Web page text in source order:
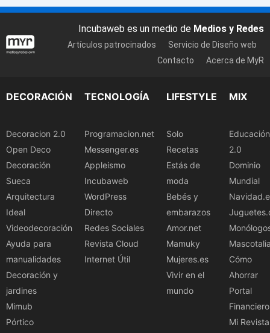
Incubaweb es un medio de Medios y Redes
Artículos patrocinados
Servicio de Diseño web
Contacto
Acerca de MyR
DECORACIÓN
Decoracion 2.0
Open Deco
Decoración
Sueca
Arquitectura
Ideal
Videodecoración
Ayuda para
manualidades
Decoración y
jardines
Mimub
Pórtico
TECNOLOGÍA
Programacion.net
Messenger.es
Appleismo
Incubaweb
WordPress
Directo
Redes Sociales
Revista Cloud
Internet Útil
LIFESTYLE
Solo
Recetas
Estás de
moda
Bebés y
embarazos
Amor.net
Mamuky
Mujeres.es
Vivir en el
mundo
MIX
Educación
2.0
Dominio
Mundial
Cómo
Ahorrar
Portal
Financiero
Mi Revista